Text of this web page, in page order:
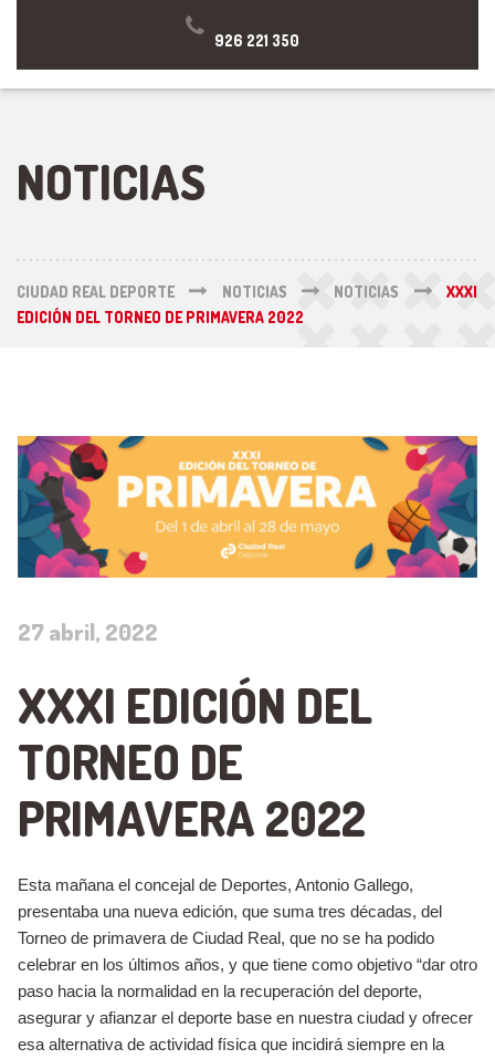
926 221 350
NOTICIAS
CIUDAD REAL DEPORTE NOTICIAS NOTICIAS
XXXI
EDICIÓN DEL TORNEO DE PRIMAVERA 2022
27 abril, 2022
XXXI EDICIÓN DEL
TORNEO DE
PRIMAVERA 2022
Esta mañana el concejal de Deportes, Antonio Gallego,
presentaba una nueva edición, que suma tres décadas, del
Torneo de primavera de Ciudad Real, que no se ha podido
celebrar en los últimos años, y que tiene como objetivo “dar otro
paso hacia la normalidad en la recuperación del deporte,
asegurar y afianzar el deporte base en nuestra ciudad y ofrecer
esa alternativa de actividad física que incidirá siempre en la